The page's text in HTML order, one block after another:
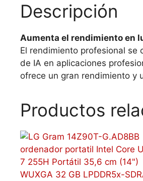
Descripción
Aumenta el rendimiento en
El rendimiento profesional se
de IA en aplicaciones
ofrece un gran rendimiento y
Productos